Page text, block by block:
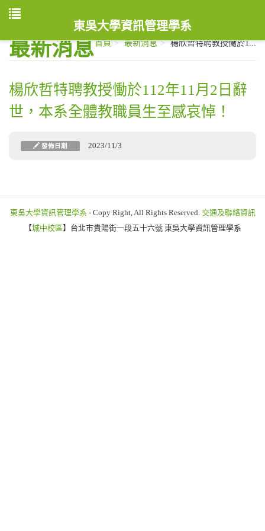
東吳大學資訊管理學系
最新消息首頁 最新消息 楊欣哲特聘教授慟於1...
楊欣哲特聘教授慟於112年11月2日辭
世，本系全體教職員生至感哀悼！
發佈日期 2023/11/3
東吳大學資訊管理學系 - Copy Right, All Rights Reserved. 交通及聯絡資訊
【城中校區】台北市貴陽街一段五十六號 東吳大學資訊管理學系